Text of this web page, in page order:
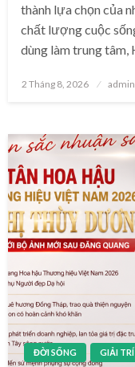
thành lựa chọn của
chất lượng cuộc
dùng làm trung tâm,
Posted
2 Tháng 8, 2026 admin
ĐỜI SỐNG GIẢI TRÍ